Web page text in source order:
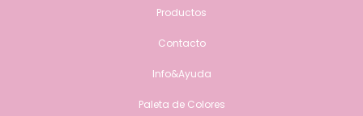
Productos
Contacto
Info&Ayuda
Paleta de Colores